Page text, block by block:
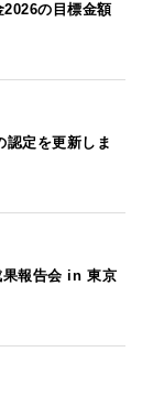
2026の目標金額
認定を更新しま
報告会 in 東京